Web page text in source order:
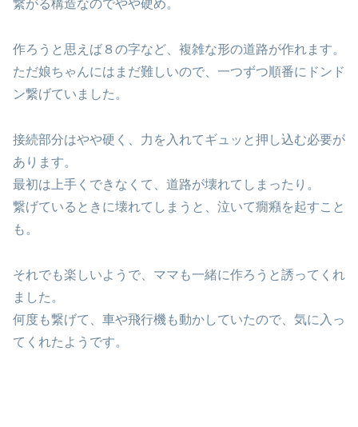
繋がる構造なのでやや硬め。
作ろうと思えば８の字など、複雑な形の道路が作れます。
ただ娘ちゃんにはまだ難しいので、一つずつ順番にドンド
ン繋げていました。
接続部分はやや硬く、力を入れてギュッと押し込む必要が
あります。
最初は上手くできなくて、道路が壊れてしまったり。
繋げているときに壊れてしまうと、泣いて癇癪を起すこと
も。
それでも楽しいようで、ママも一緒に作ろうと誘ってくれ
ました。
何度も繋げて、車や飛行機も動かしていたので、気に入っ
てくれたようです。